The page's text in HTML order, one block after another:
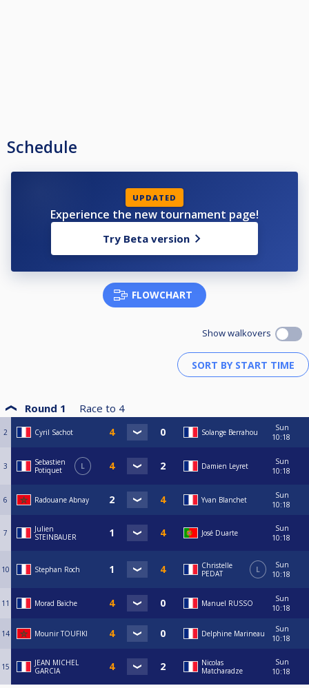
Schedule
UPDATED
Experience the new tournament page!
Try Beta version
FLOWCHART
Show walkovers
Round 1 Race to 4
2 Cyril Sachot Solange Berrahou
Sun
10:18
3
Sebastien
Potiquet
L Damien Leyret
Sun
10:18
6 Radouane Abnay Yvan Blanchet
Sun
10:18
7
Julien
STEINBAUER
José Duarte
Sun
10:18
10 Stephan Roch
Christelle
PEDAT
L
Sun
10:18
11 Morad Baïche Manuel RUSSO
Sun
10:18
14 Mounir TOUFIKI Delphine Marineau
Sun
10:18
15
JEAN MICHEL
GARCIA
Nicolas
Matcharadze
Sun
10:18